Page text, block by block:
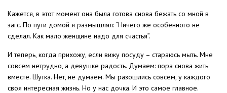
Кажется, в этот момент она была готова снова бежать со мной в
загс. По пути домой я размышлял: “Ничего же особенного не
сделал. Как мало женщине надо для счастья”.
И теперь, когда прихожу, если вижу посуду – стараюсь мыть. Мне
совсем нетрудно, а девушке радость. Думаем: пора снова жить
вместе. Шутка. Нет, не думаем. Мы разошлись совсем, у каждого
своя интересная жизнь. Но у нас дочка. И это самое главное.